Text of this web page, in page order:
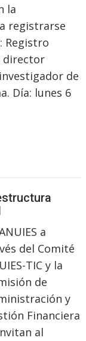
la
registrarse
Registro
director
de
Día: lunes 6
a
del Comité
TIC y la
de
y
Financiera
al